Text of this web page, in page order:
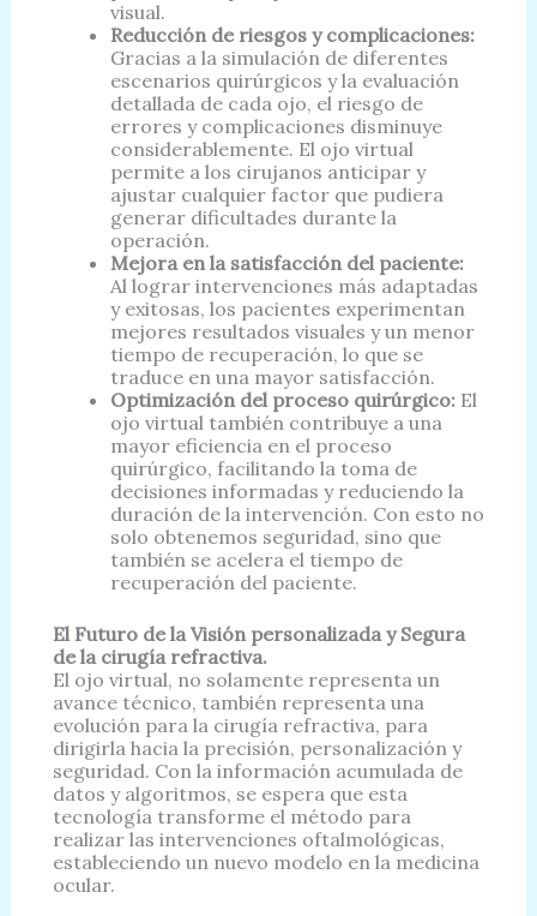
visual.
Reducción de riesgos y complicaciones:
Gracias a la simulación de diferentes
escenarios quirúrgicos y la evaluación
detallada de cada ojo, el riesgo de
errores y complicaciones disminuye
considerablemente. El ojo virtual
permite a los cirujanos anticipar y
ajustar cualquier factor que pudiera
generar dificultades durante la
operación.
Mejora en la satisfacción del paciente:
Al lograr intervenciones más adaptadas
y exitosas, los pacientes experimentan
mejores resultados visuales y un menor
tiempo de recuperación, lo que se
traduce en una mayor satisfacción.
Optimización del proceso quirúrgico:El
ojo virtual también contribuye a una
mayor eficiencia en el proceso
quirúrgico, facilitando la toma de
decisiones informadas y reduciendo la
duración de la intervención. Con esto no
solo obtenemos seguridad, sino que
también se acelera el tiempo de
recuperación del paciente.
El Futuro de la Visión personalizada y Segura
de la cirugía refractiva.
El ojo virtual, no solamente representa un
avance técnico, también representa una
evolución para la cirugía refractiva, para
dirigirla hacia la precisión, personalización y
seguridad. Con la información acumulada de
datos y algoritmos, se espera que esta
tecnología transforme el método para
realizar las intervenciones oftalmológicas,
estableciendo un nuevo modelo en la medicina
ocular.